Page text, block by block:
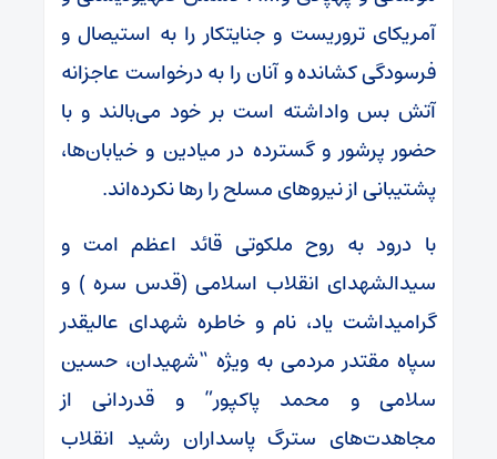
آمریکای تروریست و جنایتکار را به استیصال و
فرسودگی کشانده و آنان را به درخواست عاجزانه
آتش بس واداشته است بر خود می‌بالند و با
حضور پرشور و گسترده در میادین و خیابان‌ها،
پشتیبانی از نیروهای مسلح را رها نکرده‌اند.
با درود به روح ملکوتی قائد اعظم امت و
سیدالشهدای انقلاب اسلامی (قدس سره ) و
گرامیداشت یاد، نام و خاطره شهدای عالیقدر
سپاه مقتدر مردمی به ویژه “شهیدان، حسین
سلامی و محمد پاکپور” و قدردانی از
مجاهدت‌های سترگ پاسداران رشید انقلاب